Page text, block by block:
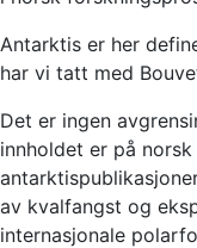
Antarktis er her
har vi tatt med
Det er ingen
innholdet er på
av kvalfangst og
internasjonale